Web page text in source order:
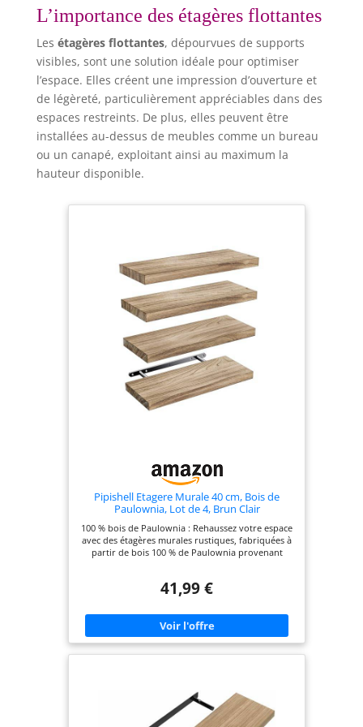
L’importance des étagères flottantes
Les étagères flottantes, dépourvues de supports
visibles, sont une solution idéale pour optimiser
l’espace. Elles créent une impression d’ouverture et
de légèreté, particulièrement appréciables dans des
espaces restreints. De plus, elles peuvent être
installées au-dessus de meubles comme un bureau
ou un canapé, exploitant ainsi au maximum la
hauteur disponible.
Pipishell Etagere Murale 40 cm, Bois de
Paulownia, Lot de 4, Brun Clair
100 % bois de Paulownia : Rehaussez votre espace
avec des étagères murales rustiques, fabriquées à
partir de bois 100 % de Paulownia provenant
fondre bien dans n'importe quel style de
en bois pour mur est conçue avec des supports
métalliques solides pour fournir un support fiable
jusqu'à 10 kg/22 lb chacun sans aucun
affaissement ni oscillation. Ayez l'esprit tranquille
en bois, le béton et les cloisons sèches. Facile à
assembler : Montez facilement les étagères
murales grâce au gabarit de perçage inclus et au
41,99 €